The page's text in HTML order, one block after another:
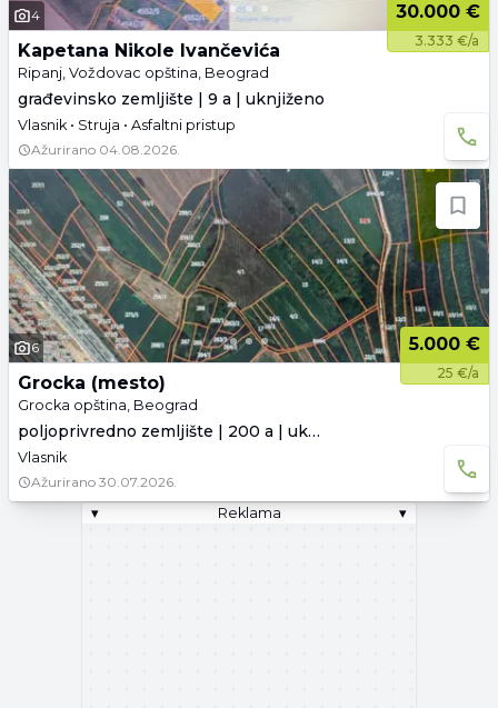
4 30.000 €
3.333 €/a
Kapetana Nikole Ivančevića
Ripanj, Voždovac opština, Beograd
građevinsko zemljište | 9 a | uknjiženo
Vlasnik • Struja • Asfaltni pristup
Ažurirano 04.08.2026.
6 5.000 €
25 €/a
Grocka (mesto)
Grocka opština, Beograd
poljoprivredno zemljište | 200 a | uknjiženo
Vlasnik
Ažurirano 30.07.2026.
▾
Reklama ▾